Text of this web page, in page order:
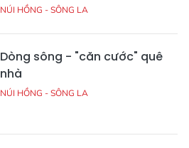
NÚI HỒNG - SÔNG LA
Dòng sông - "căn cước" quê
nhà
NÚI HỒNG - SÔNG LA